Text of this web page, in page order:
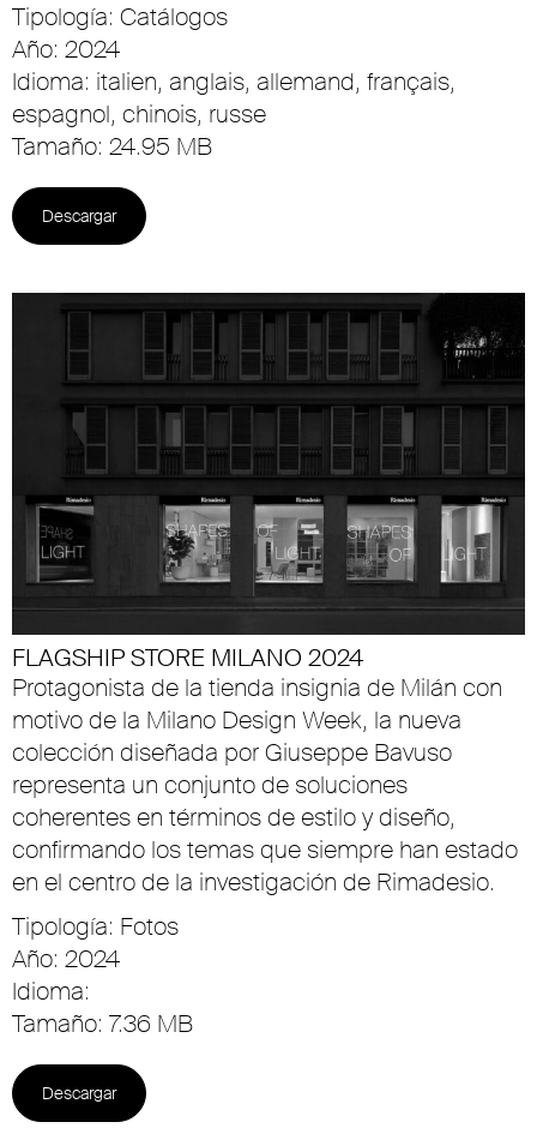
Tipología: Catálogos
Año: 2024
Idioma: italien, anglais, allemand, français,
espagnol, chinois, russe
Tamaño: 24.95 MB
Descargar
FLAGSHIP STORE MILANO 2024
Protagonista de la tienda insignia de Milán con
motivo de la Milano Design Week, la nueva
colección diseñada por Giuseppe Bavuso
representa un conjunto de soluciones
coherentes en términos de estilo y diseño,
confirmando los temas que siempre han estado
en el centro de la investigación de Rimadesio.
Tipología: Fotos
Año: 2024
Idioma:
Tamaño: 7.36 MB
Descargar